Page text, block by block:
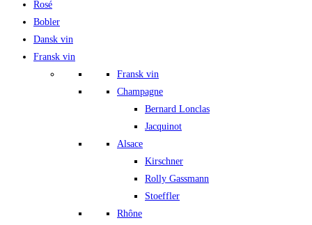
Rosé
Bobler
Dansk vin
Fransk vin
Fransk vin
Champagne
Bernard Lonclas
Jacquinot
Alsace
Kirschner
Rolly Gassmann
Stoeffler
Rhône